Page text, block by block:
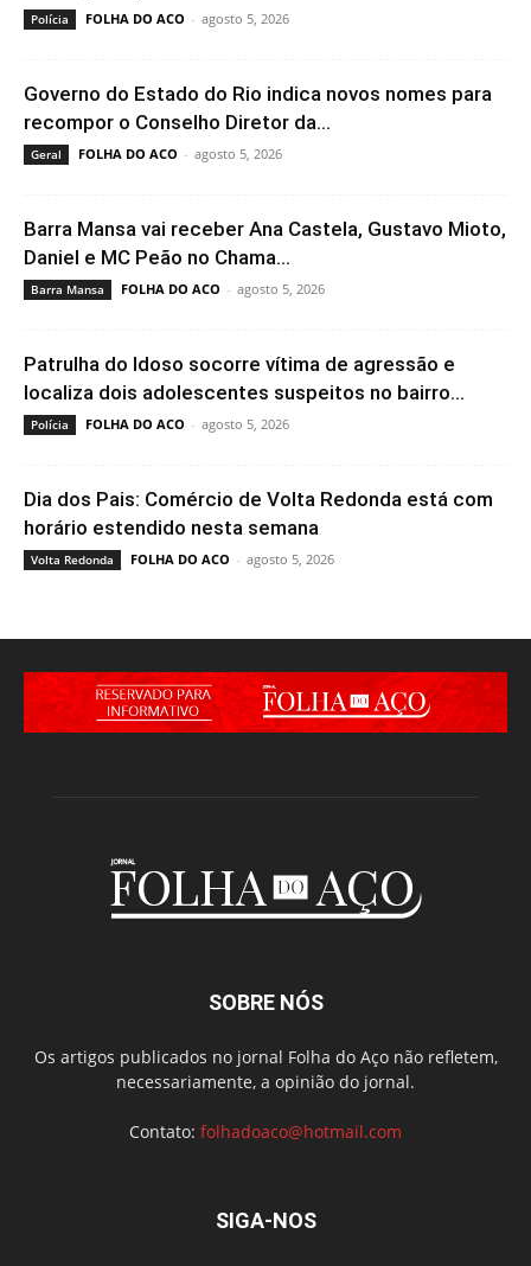
Polícia FOLHA DO ACO - agosto 5, 2026
Governo do Estado do Rio indica novos nomes para
recompor o Conselho Diretor da...
Geral FOLHA DO ACO - agosto 5, 2026
Barra Mansa vai receber Ana Castela, Gustavo Mioto,
Daniel e MC Peão no Chama...
Barra Mansa FOLHA DO ACO - agosto 5, 2026
Patrulha do Idoso socorre vítima de agressão e
localiza dois adolescentes suspeitos no bairro...
Polícia FOLHA DO ACO - agosto 5, 2026
Dia dos Pais: Comércio de Volta Redonda está com
horário estendido nesta semana
Volta Redonda FOLHA DO ACO - agosto 5, 2026
SOBRE NÓS
Os artigos publicados no jornal Folha do Aço não refletem,
necessariamente, a opinião do jornal.
Contato: folhadoaco@hotmail.com
SIGA-NOS